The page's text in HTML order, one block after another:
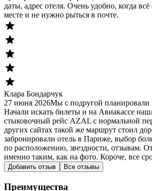
даты, адрес отеля. Очень удобно, когда
месте и не нужно рыться в почте.
Клара Бондарчук
27 июня 2026Мы с подругой планировали
Начали искать билеты и на Авиакассе
стыковочный рейс AZAL с нормальной
других сайтах такой же маршрут стоил
забронировали отель в Париже, выбор
по расположению, звездности, отзывам.
именно таким, как на фото. Короче, все
Добавить отзыв Все отзывы
Преимущества